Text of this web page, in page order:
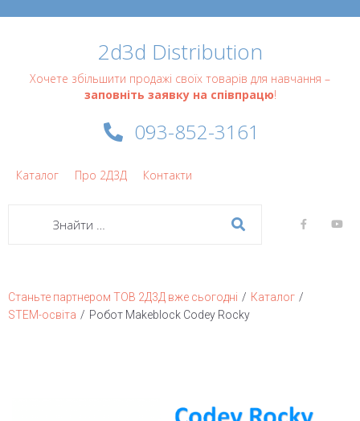
2d3d Distribution
Хочете збільшити продажі своїх товарів для навчання –
заповніть заявку на співпрацю!
093-852-3161
Каталог Про 2Д3Д Контакти
Станьте партнером ТОВ 2Д3Д вже сьогодні / Каталог /
STEM-освіта / Робот Makeblock Codey Rocky